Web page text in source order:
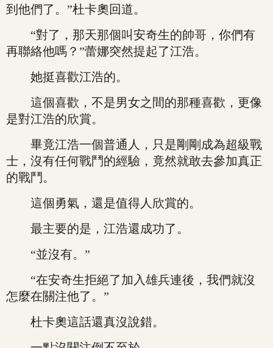
到他們了。”杜卡奧回道。
“對了，那天那個叫安奇生的帥哥，你們有
再聯絡他嗎？”蕾娜突然提起了江浩。
她挺喜歡江浩的。
這個喜歡，不是男女之間的那種喜歡，更像
是對江浩的欣賞。
畢竟江浩一個普通人，只是剛剛成為超級戰
士，沒有任何戰鬥的經驗，竟然就敢去參加真正
的戰鬥。
這個勇氣，還是值得人欣賞的。
最主要的是，江浩還成功了。
“並沒有。”
“在安奇生拒絕了加入雄兵連後，我們就沒
怎麼在關注他了。”
杜卡奧這話還真沒說錯。